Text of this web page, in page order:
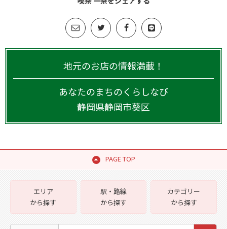
地元のお店の情報満載！
あなたのまちのくらしなび
静岡県静岡市葵区
PAGE TOP
エリア
から探す
駅・路線
から探す
カテゴリー
から探す